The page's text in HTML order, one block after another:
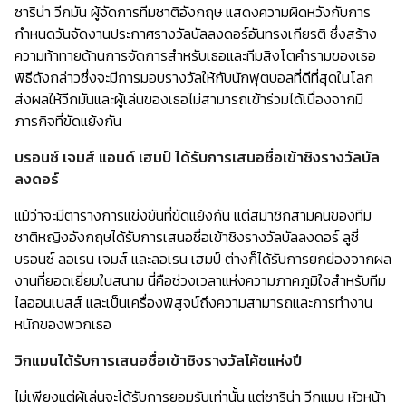
ซาริน่า วีกมัน ผู้จัดการทีมชาติอังกฤษ แสดงความผิดหวังกับการ
กำหนดวันจัดงานประกาศรางวัลบัลลงดอร์อันทรงเกียรติ ซึ่งสร้าง
ความท้าทายด้านการจัดการสำหรับเธอและทีมสิงโตคำรามของเธอ
พิธีดังกล่าวซึ่งจะมีการมอบรางวัลให้กับนักฟุตบอลที่ดีที่สุดในโลก
ส่งผลให้วีกมันและผู้เล่นของเธอไม่สามารถเข้าร่วมได้เนื่องจากมี
ภารกิจที่ขัดแย้งกัน
บรอนซ์ เจมส์ แอนด์ เฮมป์ ได้รับการเสนอชื่อเข้าชิงรางวัลบัล
ลงดอร์
แม้ว่าจะมีตารางการแข่งขันที่ขัดแย้งกัน แต่สมาชิกสามคนของทีม
ชาติหญิงอังกฤษได้รับการเสนอชื่อเข้าชิงรางวัลบัลลงดอร์ ลูซี่
บรอนซ์ ลอเรน เจมส์ และลอเรน เฮมป์ ต่างก็ได้รับการยกย่องจากผล
งานที่ยอดเยี่ยมในสนาม นี่คือช่วงเวลาแห่งความภาคภูมิใจสำหรับทีม
ไลออนเนสส์ และเป็นเครื่องพิสูจน์ถึงความสามารถและการทำงาน
หนักของพวกเธอ
วิกแมนได้รับการเสนอชื่อเข้าชิงรางวัลโค้ชแห่งปี
ไม่เพียงแต่ผู้เล่นจะได้รับการยอมรับเท่านั้น แต่ซาริน่า วีกแมน หัวหน้า